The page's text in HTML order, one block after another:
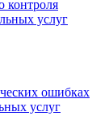
контроля
услуг
ошибках
услуг